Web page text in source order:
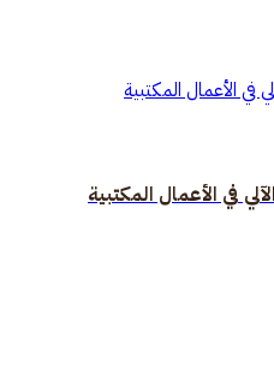
في الأعمال المكتبية​